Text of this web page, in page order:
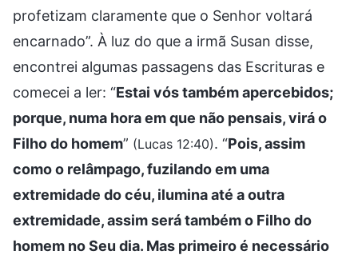
profetizam claramente que o Senhor voltará
encarnado”. À luz do que a irmã Susan disse,
encontrei algumas passagens das Escrituras e
comecei a ler: “Estai vós também apercebidos;
porque, numa hora em que não pensais, virá o
Filho do homem” (Lucas 12:40). “Pois, assim
como o relâmpago, fuzilando em uma
extremidade do céu, ilumina até a outra
extremidade, assim será também o Filho do
homem no Seu dia. Mas primeiro é necessário